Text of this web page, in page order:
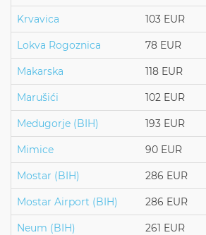
Krvavica 103 EUR
Lokva Rogoznica 78 EUR
Makarska 118 EUR
Marušići 102 EUR
Medugorje (BIH) 193 EUR
Mimice 90 EUR
Mostar (BIH) 286 EUR
Mostar Airport (BIH) 286 EUR
Neum (BIH) 261 EUR